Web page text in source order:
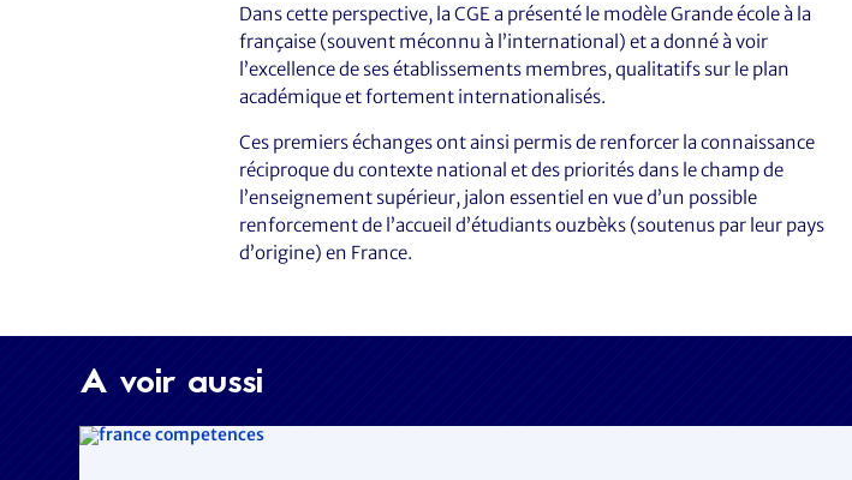
Dans cette perspective, la CGE a présenté le modèle Grande école à la
française (souvent méconnu à l’international) et a donné à voir
l’excellence de ses établissements membres, qualitatifs sur le plan
académique et fortement internationalisés.
Ces premiers échanges ont ainsi permis de renforcer la connaissance
réciproque du contexte national et des priorités dans le champ de
l’enseignement supérieur, jalon essentiel en vue d’un possible
renforcement de l’accueil d’étudiants ouzbèks (soutenus par leur pays
d’origine) en France.
A voir aussi